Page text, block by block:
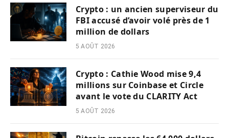
Crypto : un ancien superviseur du
FBI accusé d’avoir volé près de 1
million de dollars
5 AOÛT 2026
Crypto : Cathie Wood mise 9,4
millions sur Coinbase et Circle
avant le vote du CLARITY Act
5 AOÛT 2026